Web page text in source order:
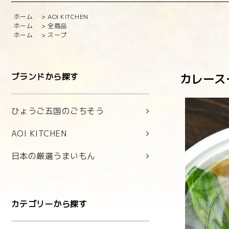
ホーム >AOI KITCHEN
ホーム
>全商品
ホーム
> スープ
ブランドから探す
ひょうご五国のごちそう
AOI KITCHEN
日本の厳選うまいもん
カテゴリーから探す
カレー